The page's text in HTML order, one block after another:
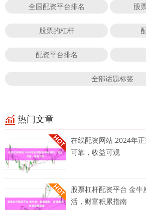
全国配资平台排名 股
股票的杠杆
配资平台排名
全部话题标签
热门文章
在线配资网站 2024年
可靠，收益可观
股票杠杆配资平台 金
活，财富积累指南